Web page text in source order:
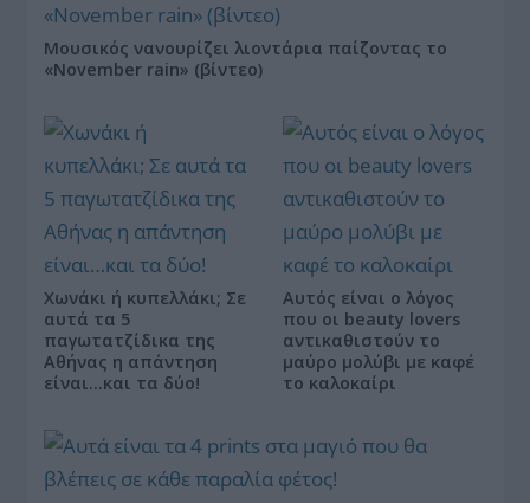
Μουσικός νανουρίζει λιοντάρια παίζοντας το
«November rain» (βίντεο)
Χωνάκι ή κυπελλάκι; Σε
αυτά τα 5
παγωτατζίδικα της
Αθήνας η απάντηση
είναι…και τα δύο!
Αυτός είναι ο λόγος
που οι beauty lovers
αντικαθιστούν το
μαύρο μολύβι με καφέ
το καλοκαίρι